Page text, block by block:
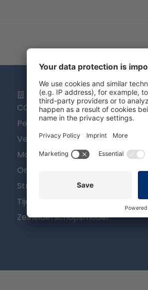
Onze onderwerpen
CORE SIX Model
Persoonlijkheidsfactormodel
Veerkrachtmodel
Model voor veerkracht van teams
Organisatieveerkrachtmodel
Stressmodel
Tijdmanagementmodel
Zelfleiderschapsmodel